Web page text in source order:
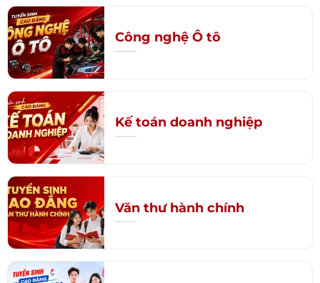
Công nghệ Ô tô
Kế toán doanh nghiệp
Văn thư hành chính